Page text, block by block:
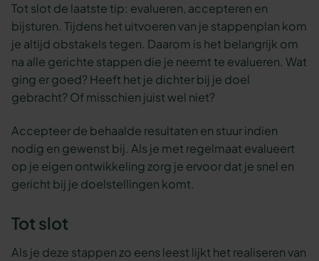
Tot slot de laatste tip: evalueren, accepteren en
bijsturen. Tijdens het uitvoeren van je stappenplan kom
je altijd obstakels tegen. Daarom is het belangrijk om
na alle gerichte stappen die je neemt te evalueren. Wat
ging er goed? Heeft het je dichter bij je doel
gebracht? Of misschien juist wel niet?
Accepteer de behaalde resultaten en stuur indien
nodig en gewenst bij. Als je met regelmaat evalueert
op je eigen ontwikkeling zorg je ervoor dat je snel en
gericht bij je doelstellingen komt.
Tot slot
Als je deze stappen zo eens leest lijkt het realiseren van